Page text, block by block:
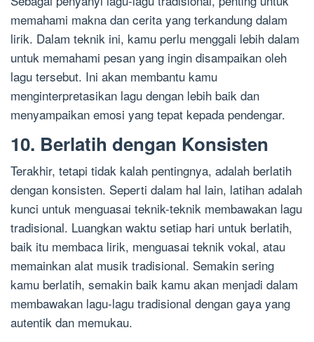
memahami makna dan cerita yang terkandung dalam
lirik. Dalam teknik ini, kamu perlu menggali lebih dalam
untuk memahami pesan yang ingin disampaikan oleh
lagu tersebut. Ini akan membantu kamu
menginterpretasikan lagu dengan lebih baik dan
menyampaikan emosi yang tepat kepada pendengar.
10. Berlatih dengan Konsisten
Terakhir, tetapi tidak kalah pentingnya, adalah berlatih
dengan konsisten. Seperti dalam hal lain, latihan adalah
kunci untuk menguasai teknik-teknik membawakan lagu
tradisional. Luangkan waktu setiap hari untuk berlatih,
baik itu membaca lirik, menguasai teknik vokal, atau
memainkan alat musik tradisional. Semakin sering
kamu berlatih, semakin baik kamu akan menjadi dalam
membawakan lagu-lagu tradisional dengan gaya yang
autentik dan memukau.